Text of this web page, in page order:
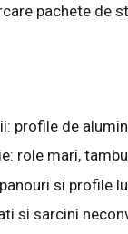
pachete de
profile de
role mari,
si profile
si sarcini